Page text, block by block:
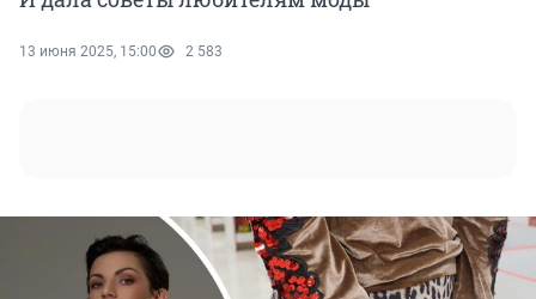
13 июня 2025, 15:00 2 583